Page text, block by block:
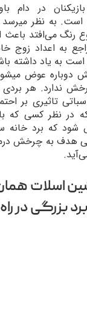
در دام
است. به نظر
رنگ می‌افتد باعث
به اعداد زوج
به یاد داشته
عوض
ندارد. هر
تاثیری بر
در نظر کسی که
که برد خانه
هدف به چرخش
اسلات
بزرگی در